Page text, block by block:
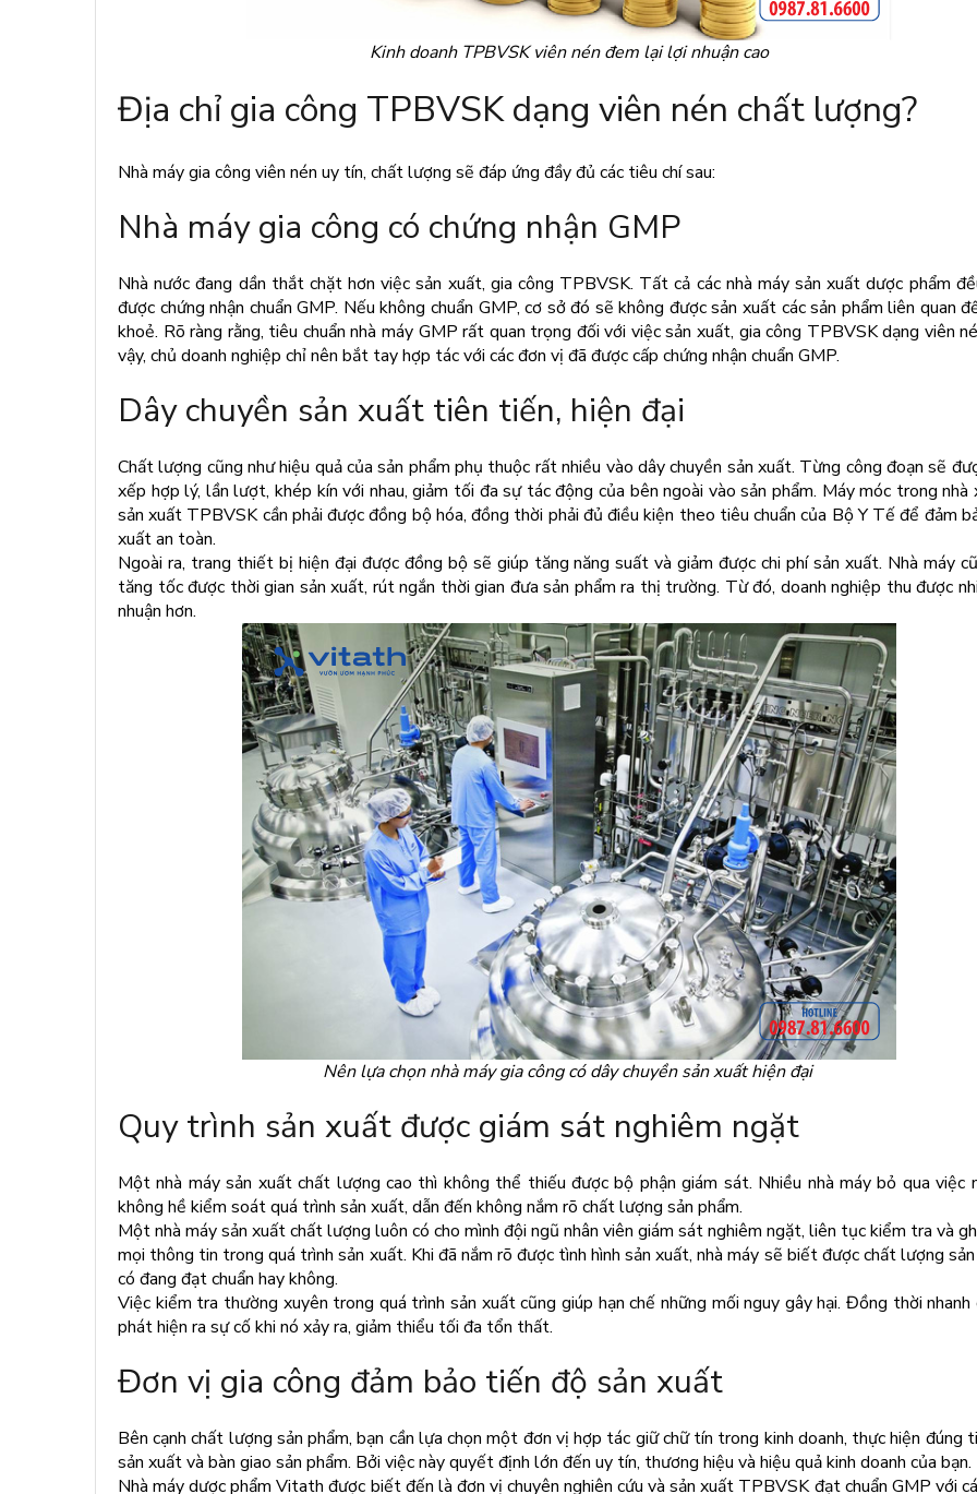
Kinh doanh TPBVSK viên nén đem lại lợi nhuận cao
Địa chỉ gia công TPBVSK dạng viên nén chất lượng?
Nhà máy gia công viên nén uy tín, chất lượng sẽ đáp ứng đầy đủ các tiêu chí sau:
Nhà máy gia công có chứng nhận GMP
Nhà nước đang dần thắt chặt hơn việc sản xuất, gia công TPBVSK. Tất cả các nhà máy sản xuất dược phẩm
được chứng nhận chuẩn GMP. Nếu không chuẩn GMP, cơ sở đó sẽ không được sản xuất các sản phẩm liên quan
khoẻ. Rõ ràng rằng, tiêu chuẩn nhà máy GMP rất quan trọng đối với việc sản xuất, gia công TPBVSK dạng viên
vậy, chủ doanh nghiệp chỉ nên bắt tay hợp tác với các đơn vị đã được cấp chứng nhận chuẩn GMP.
Dây chuyền sản xuất tiên tiến, hiện đại
Chất lượng cũng như hiệu quả của sản phẩm phụ thuộc rất nhiều vào dây chuyền sản xuất. Từng công đoạn sẽ
xếp hợp lý, lần lượt, khép kín với nhau, giảm tối đa sự tác động của bên ngoài vào sản phẩm. Máy móc trong nhà
sản xuất TPBVSK cần phải được đồng bộ hóa, đồng thời phải đủ điều kiện theo tiêu chuẩn của Bộ Y Tế để đảm
xuất an toàn.
Ngoài ra, trang thiết bị hiện đại được đồng bộ sẽ giúp tăng năng suất và giảm được chi phí sản xuất. Nhà máy
tăng tốc được thời gian sản xuất, rút ngắn thời gian đưa sản phẩm ra thị trường. Từ đó, doanh nghiệp thu được
nhuận hơn.
Nên lựa chọn nhà máy gia công có dây chuyền sản xuất hiện đại
Quy trình sản xuất được giám sát nghiêm ngặt
Một nhà máy sản xuất chất lượng cao thì không thể thiếu được bộ phận giám sát. Nhiều nhà máy bỏ qua việc
không hề kiểm soát quá trình sản xuất, dẫn đến không nắm rõ chất lượng sản phẩm.
Một nhà máy sản xuất chất lượng luôn có cho mình đội ngũ nhân viên giám sát nghiêm ngặt, liên tục kiểm tra và
mọi thông tin trong quá trình sản xuất. Khi đã nắm rõ được tình hình sản xuất, nhà máy sẽ biết được chất lượng
có đang đạt chuẩn hay không.
Việc kiểm tra thường xuyên trong quá trình sản xuất cũng giúp hạn chế những mối nguy gây hại. Đồng thời nhanh
phát hiện ra sự cố khi nó xảy ra, giảm thiểu tối đa tổn thất.
Đơn vị gia công đảm bảo tiến độ sản xuất
Bên cạnh chất lượng sản phẩm, bạn cần lựa chọn một đơn vị hợp tác giữ chữ tín trong kinh doanh, thực hiện đúng
sản xuất và bàn giao sản phẩm. Bởi việc này quyết định lớn đến uy tín, thương hiệu và hiệu quả kinh doanh của bạn.
Nhà máy dược phẩm Vitath được biết đến là đơn vị chuyên nghiên cứu và sản xuất TPBVSK đạt chuẩn GMP với